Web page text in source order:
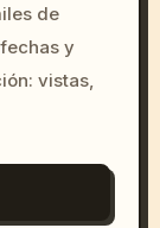
de
y
vistas,